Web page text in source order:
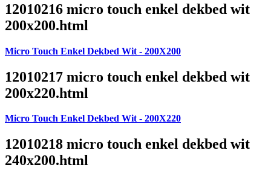
12010216 micro touch enkel dekbed wit
200x200.html
Micro Touch Enkel Dekbed Wit - 200X200
12010217 micro touch enkel dekbed wit
200x220.html
Micro Touch Enkel Dekbed Wit - 200X220
12010218 micro touch enkel dekbed wit
240x200.html